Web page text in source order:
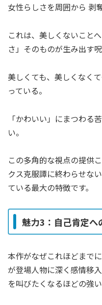
女性らしさを周囲から 剥
これは、美しくないこと
さ」そのものが生み出す呪
美しくても、美しくなく
っている。
「かわいい」にまつわる
い。
この多角的な視点の提供
クス克服譚に終わらせな
ている最大の特徴です。
魅力3：自己肯定へ
本作がなぜこれほどまで
が登場人物に深く感情移
を叫びたくなるほどの強